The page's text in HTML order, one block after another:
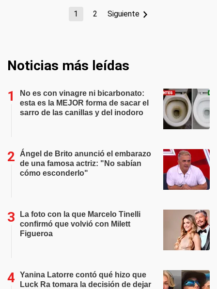
1 2 Siguiente
Noticias más leídas
No es con vinagre ni bicarbonato:
esta es la MEJOR forma de sacar el
sarro de las canillas y del inodoro
Ángel de Brito anunció el embarazo
de una famosa actriz: "No sabían
cómo esconderlo"
La foto con la que Marcelo Tinelli
confirmó que volvió con Milett
Figueroa
Yanina Latorre contó qué hizo que
Luck Ra tomara la decisión de dejar